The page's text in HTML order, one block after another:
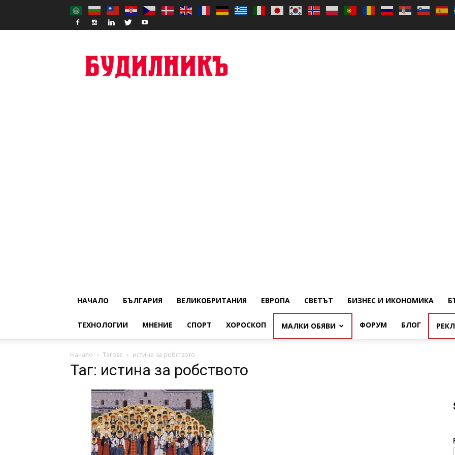
НАЧАЛО БЪЛГАРИЯ ВЕЛИКОБРИТАНИЯ ЕВРОПА СВЕТЪТ БИЗНЕС И ИКОНОМИКА
ТЕХНОЛОГИИ МНЕНИЕ СПОРТ ХОРОСКОП МАЛКИ ОБЯВИ ФОРУМ БЛОГ
Начало Тагове истина за робството
Таг: истина за робството